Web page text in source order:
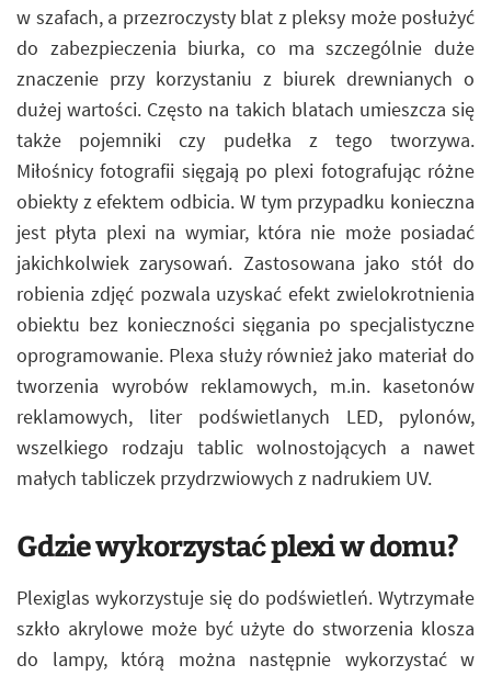
w szafach, a przezroczysty blat z pleksy może posłużyć
do zabezpieczenia biurka, co ma szczególnie duże
znaczenie przy korzystaniu z biurek drewnianych o
dużej wartości. Często na takich blatach umieszcza się
także pojemniki czy pudełka z tego tworzywa.
Miłośnicy fotografii sięgają po plexi fotografując różne
obiekty z efektem odbicia. W tym przypadku konieczna
jest płyta plexi na wymiar, która nie może posiadać
jakichkolwiek zarysowań. Zastosowana jako stół do
robienia zdjęć pozwala uzyskać efekt zwielokrotnienia
obiektu bez konieczności sięgania po specjalistyczne
oprogramowanie. Plexa służy również jako materiał do
tworzenia wyrobów reklamowych, m.in. kasetonów
reklamowych, liter podświetlanych LED, pylonów,
wszelkiego rodzaju tablic wolnostojących a nawet
małych tabliczek przydrzwiowych z nadrukiem UV.
Gdzie wykorzystać plexi w domu?
Plexiglas wykorzystuje się do podświetleń. Wytrzymałe
szkło akrylowe może być użyte do stworzenia klosza
do lampy, którą można następnie wykorzystać w